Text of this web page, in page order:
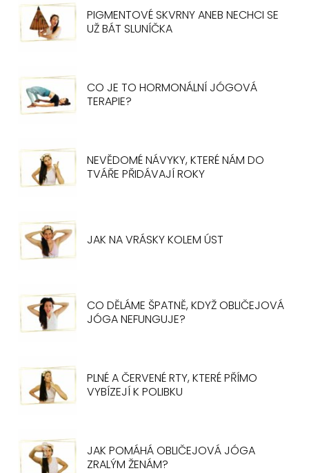
PIGMENTOVÉ SKVRNY ANEB NECHCI SE
UŽ BÁT SLUNÍČKA
CO JE TO HORMONÁLNÍ JÓGOVÁ
TERAPIE?
NEVĚDOMÉ NÁVYKY, KTERÉ NÁM DO
TVÁŘE PŘIDÁVAJÍ ROKY
JAK NA VRÁSKY KOLEM ÚST
CO DĚLÁME ŠPATNĚ, KDYŽ OBLIČEJOVÁ
JÓGA NEFUNGUJE?
PLNÉ A ČERVENÉ RTY, KTERÉ PŘÍMO
VYBÍZEJÍ K POLIBKU
JAK POMÁHÁ OBLIČEJOVÁ JÓGA
ZRALÝM ŽENÁM?